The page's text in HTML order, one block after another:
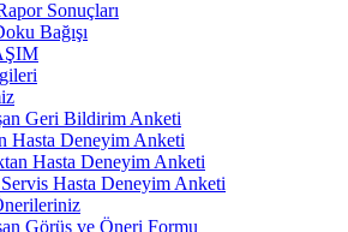
Sonuçları
Bağışı
Geri Bildirim Anketi
Hasta Deneyim Anketi
Hasta Deneyim Anketi
Hasta Deneyim Anketi
Görüş ve Öneri Formu